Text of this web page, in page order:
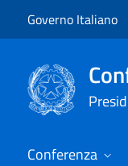
Governo Italiano
Conferenza